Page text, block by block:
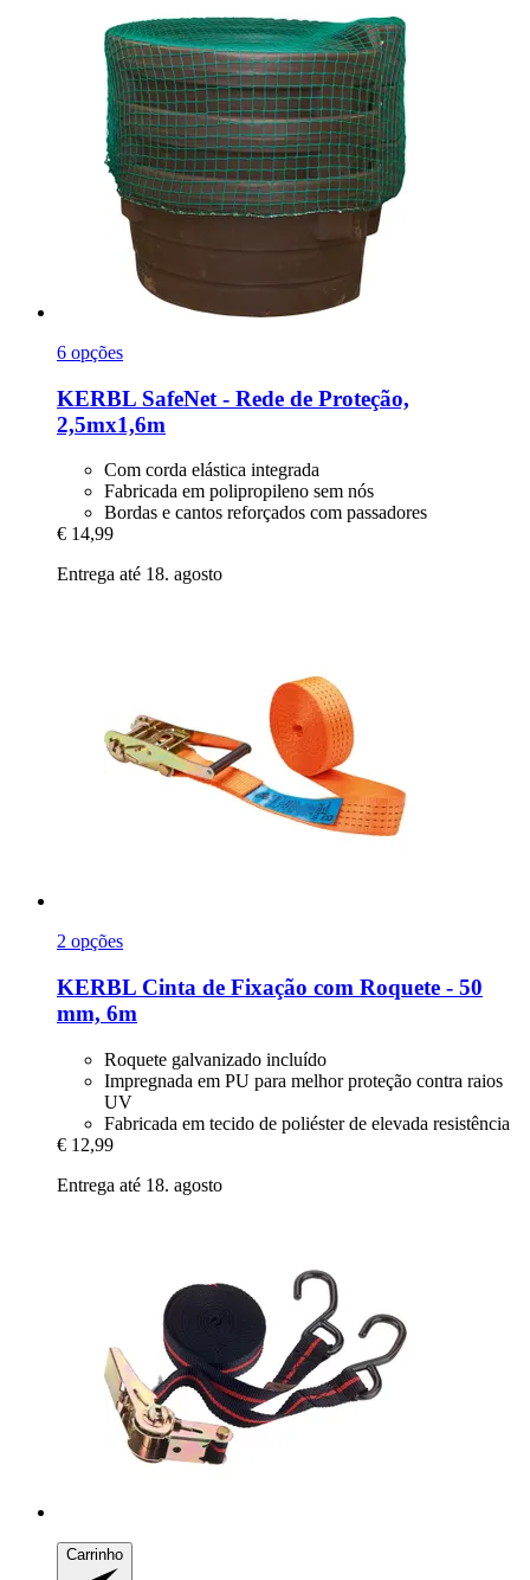
6 opções
KERBL SafeNet -​ Rede de Proteção,
2,5mx1,6m
Com corda elástica integrada
Fabricada em polipropileno sem nós
Bordas e cantos reforçados com passadores
€ 14,99
Entrega até 18. agosto
2 opções
KERBL Cinta de Fixação com Roquete -​ 50
mm, 6m
Roquete galvanizado incluído
Impregnada em PU para melhor proteção contra raios
UV
Fabricada em tecido de poliéster de elevada resistência
€ 12,99
Entrega até 18. agosto
Carrinho